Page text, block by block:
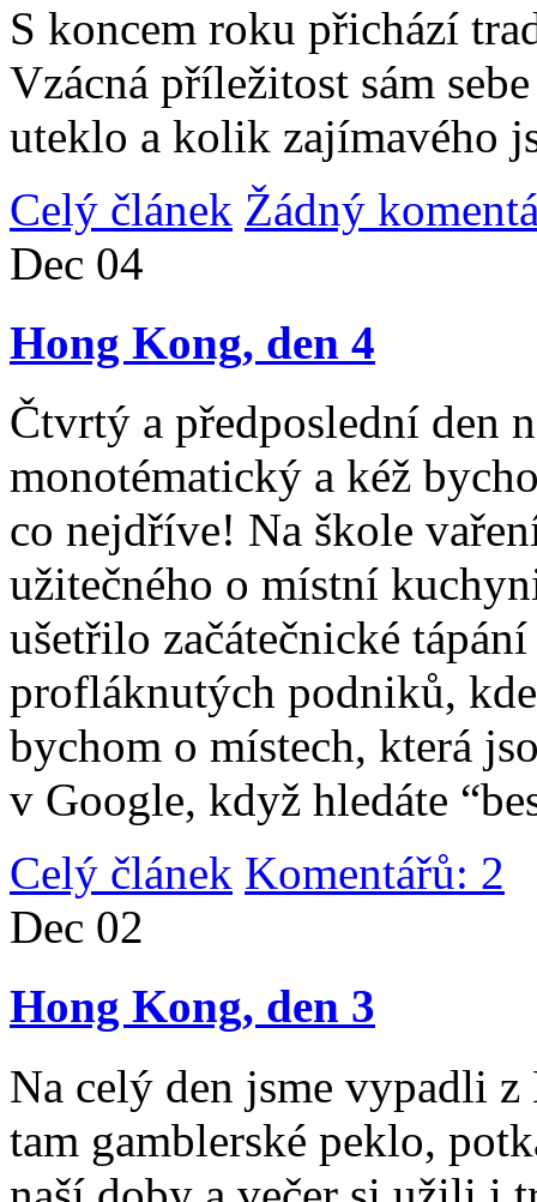
S koncem roku přichází
Vzácná příležitost sám
uteklo a kolik zajímavého
Celý článek Žádný
Dec 04
Hong Kong, den 4
Čtvrtý a předposlední den
monotématický a kéž
co nejdříve! Na škole
užitečného o místní
ušetřilo začátečnické
profláknutých podniků,
bychom o místech, která
v Google, když hledáte
Celý článek Komentářů: 2
Dec 02
Hong Kong, den 3
Na celý den jsme vypadli
tam gamblerské peklo,